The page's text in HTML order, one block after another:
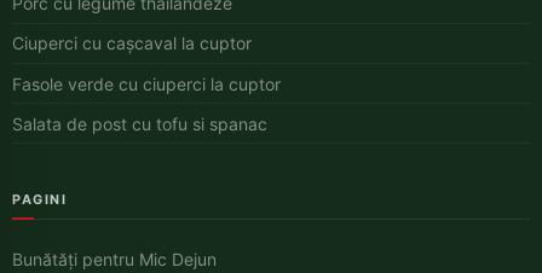
Ciuperci cu cașcaval la cuptor
Fasole verde cu ciuperci la cuptor
Salata de post cu tofu si spanac
PAGINI
Bunătăți pentru Mic Dejun